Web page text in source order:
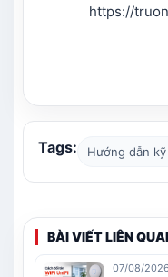
https://
Tags: Hướng dẫn
BÀI VIẾT LIÊN
07/08/2026